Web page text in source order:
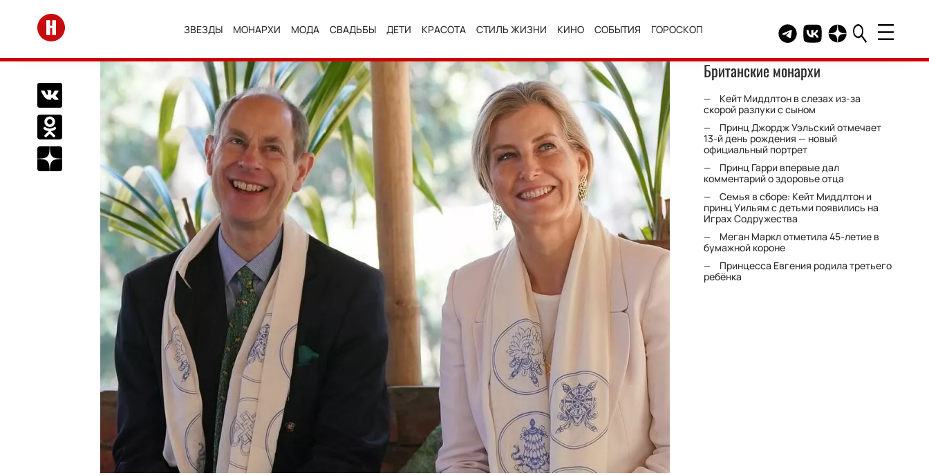
Перейти на главную
ЗВЕЗДЫ МОНАРХИ МОДА СВАДЬБЫ ДЕТИ КРАСОТА СТИЛЬ ЖИЗНИ КИНО СОБЫТИЯ ГОРОСКОП Telegram канал HELLO
Группа HELLO
Канал HELLO в
Поделиться Вконтакте
Поделиться в Одноклассниках
Подписаться на нас в Дзен
Британские монархи
Кейт Миддлтон в слезах из-за
скорой разлуки с сыном
Принц Джордж Уэльский отмечает
13-й день рождения — новый
официальный портрет
Принц Гарри впервые дал
комментарий о здоровье отца
Семья в сборе: Кейт Миддлтон и
принц Уильям с детьми появились на
Играх Содружества
Меган Маркл отметила 45-летие в
бумажной короне
Принцесса Евгения родила третьего
ребёнка